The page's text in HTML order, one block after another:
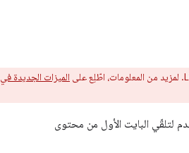
الميزات الجديدة في
لتلقّي البايت الأول من محتوى